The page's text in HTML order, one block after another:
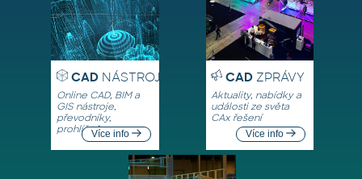
CADNÁSTROJE
Online CAD, BIM a
GIS nástroje,
převodníky,
prohlížečeVíce info
CADZPRÁVY
Aktuality, nabídky a
události ze světa
CAx řešení
Více info